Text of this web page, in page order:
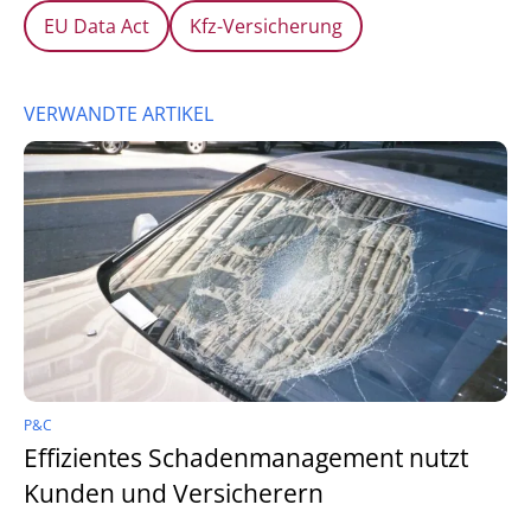
EU Data Act Kfz-Versicherung
VERWANDTE ARTIKEL
P&C
Effizientes Schadenmanagement nutzt
Kunden und Versicherern